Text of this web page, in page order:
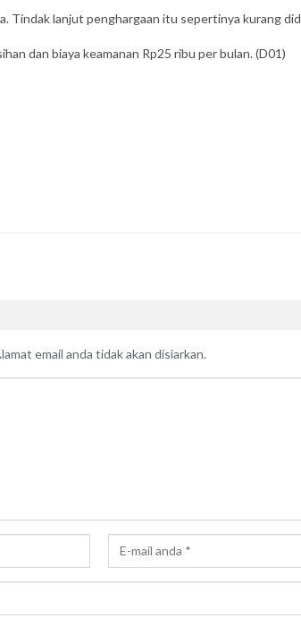
Tindak lanjut penghargaan itu sepertinya kurang
dan biaya keamanan Rp25 ribu per bulan. (D01)
email anda tidak akan disiarkan.